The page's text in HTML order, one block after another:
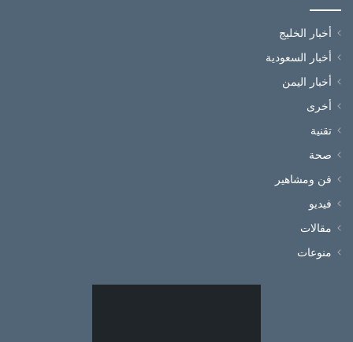
أخبار الخليج
أخبار السعودية
أخبار اليمن
أخرى
تقنية
صحة
فن ومشاهير
فيديو
مقالات
منوعات